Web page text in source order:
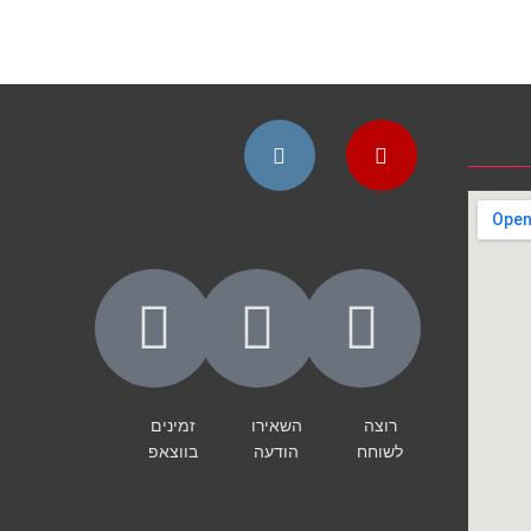
רוצה
לשוחח
השאירו
הודעה
זמינים
בווצאפ